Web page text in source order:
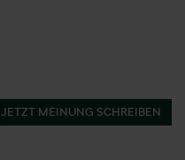
JETZT MEINUNG SCHREIBEN